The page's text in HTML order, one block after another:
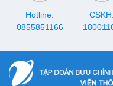
Hotline:
0855851166
CSKH: